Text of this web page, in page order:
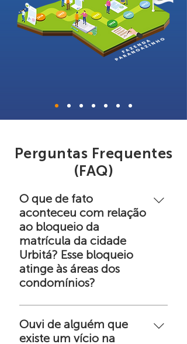
Perguntas Frequentes
(FAQ)
O que de fato
aconteceu com relação
ao bloqueio da
matrícula da cidade
Urbitá? Esse bloqueio
atinge às áreas dos
condomínios?
O projeto urbanístico da Urbitá –
Etapa I, aprovado pelo GDF por
meio do Decreto n. 41.770/2021,
Ouvi de alguém que
existe um vício na